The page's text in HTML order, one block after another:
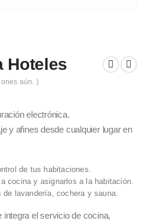
Hoteles
aún. )
electrónica.
y afines desde cualquier lugar en
de tus habitaciones.
cocina y asignarlos a la habitación.
lavandería, cochera y sauna.
el servicio de cocina,